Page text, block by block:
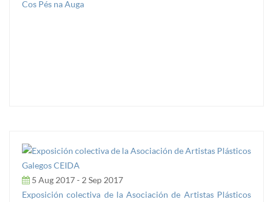
Cos Pés na Auga
5 Aug 2017 - 2 Sep 2017
Exposición colectiva de la Asociación de Artistas Plásticos